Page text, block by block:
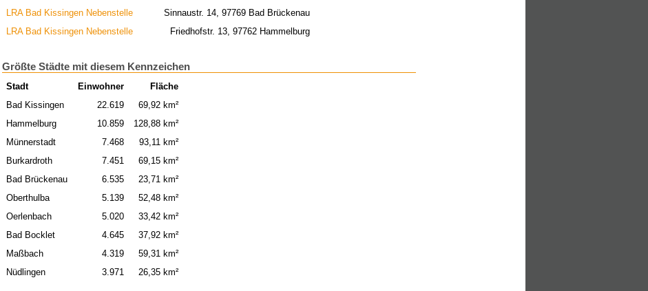
LRA Bad Kissingen Nebenstelle
Sinnaustr. 14, 97769 Bad Brückenau
LRA Bad Kissingen Nebenstelle
Friedhofstr. 13, 97762 Hammelburg
Größte Städte mit diesem Kennzeichen
Stadt Einwohner
Fläche
Bad Kissingen
22.619
69,92 km²
Hammelburg
10.859
128,88 km²
Münnerstadt
7.468
93,11 km²
Burkardroth
7.451
69,15 km²
Bad Brückenau
6.535
23,71 km²
Oberthulba
5.139
52,48 km²
Oerlenbach
5.020
33,42 km²
Bad Bocklet
4.645
37,92 km²
Maßbach
4.319
59,31 km²
Nüdlingen
3.971 26,35 km²